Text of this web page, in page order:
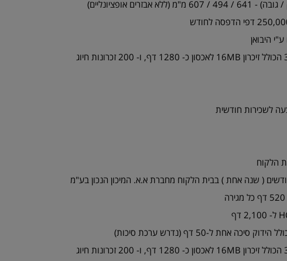
אבזרים אופציונליים)
כרטיס פקס 33,600 הכולל זיכרון 16MB לאכסון כ- 1280 דף, ו- 200 זכרונות חיוג
לשכירות חודשית
הלקוח